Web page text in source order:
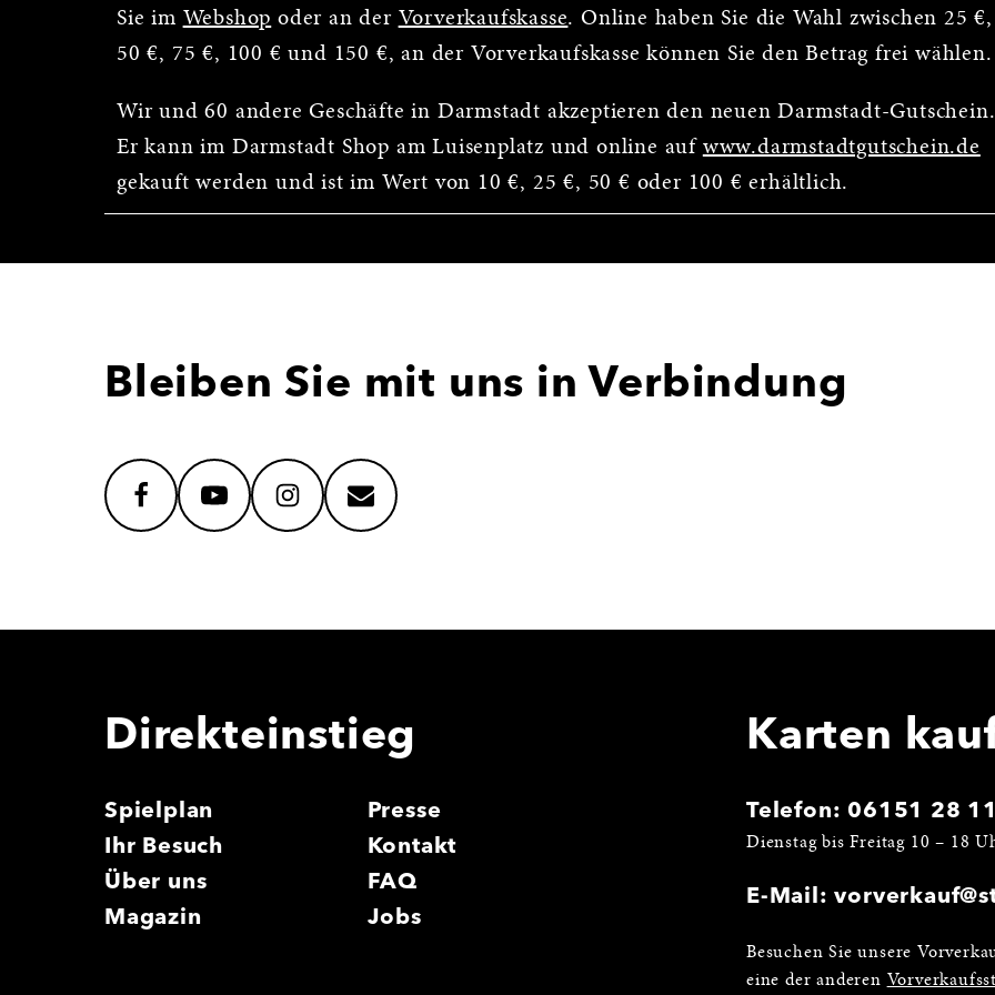
Sie im Webshop oder an der Vorverkaufskasse. Online haben Sie die Wahl zwischen 25 €,
50 €, 75 €, 100 € und 150 €, an der Vorverkaufskasse können Sie den Betrag frei wählen.
Wir und 60 andere Geschäfte in Darmstadt akzeptieren den neuen Darmstadt-Gutschein.
Er kann im Darmstadt Shop am Luisenplatz und online auf www.darmstadtgutschein.de
gekauft werden und ist im Wert von 10 €, 25 €, 50 € oder 100 € erhältlich.
Bleiben Sie mit uns in Verbindung
facebookyoutubeinstagrammail
Direkteinstieg
Spielplan
Ihr Besuch
Über uns
Magazin
Presse
Kontakt
FAQ
Jobs
Karten
Telefon: 06151 28
Dienstag bis Freitag 10 – 18
E-Mail:
Besuchen Sie unsere
eine der anderen